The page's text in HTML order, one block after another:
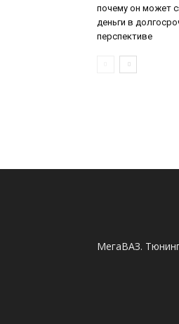
почему он может
деньги в
перспективе
МегаВАЗ.